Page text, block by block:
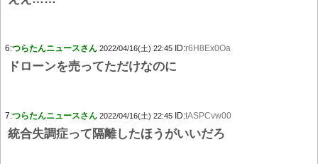
6:つらたんニュースさん 2022/04/16(土) 22:45 ID:r6H8Ex0Oa
ドローンを売ってただけなのに
7:つらたんニュースさん 2022/04/16(土) 22:45 ID:tASPCvw00
統合失調症って隔離したほうがいいだろ